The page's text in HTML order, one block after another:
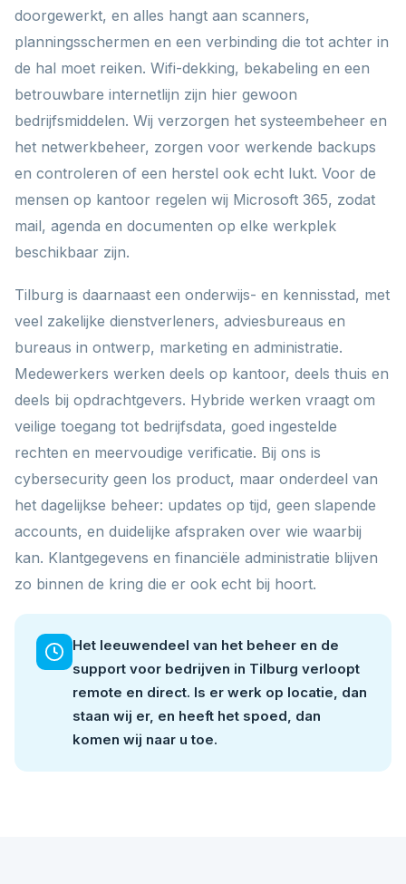
doorgewerkt, en alles hangt aan scanners,
planningsschermen en een verbinding die tot achter in
de hal moet reiken. Wifi-dekking, bekabeling en een
betrouwbare internetlijn zijn hier gewoon
bedrijfsmiddelen. Wij verzorgen het systeembeheer en
het netwerkbeheer, zorgen voor werkende backups
en controleren of een herstel ook echt lukt. Voor de
mensen op kantoor regelen wij Microsoft 365, zodat
mail, agenda en documenten op elke werkplek
beschikbaar zijn.
Tilburg is daarnaast een onderwijs- en kennisstad, met
veel zakelijke dienstverleners, adviesbureaus en
bureaus in ontwerp, marketing en administratie.
Medewerkers werken deels op kantoor, deels thuis en
deels bij opdrachtgevers. Hybride werken vraagt om
veilige toegang tot bedrijfsdata, goed ingestelde
rechten en meervoudige verificatie. Bij ons is
cybersecurity geen los product, maar onderdeel van
het dagelijkse beheer: updates op tijd, geen slapende
accounts, en duidelijke afspraken over wie waarbij
kan. Klantgegevens en financiële administratie blijven
zo binnen de kring die er ook echt bij hoort.
Het leeuwendeel van het beheer en de
support voor bedrijven in Tilburg verloopt
remote en direct. Is er werk op locatie, dan
staan wij er, en heeft het spoed, dan
komen wij naar u toe.